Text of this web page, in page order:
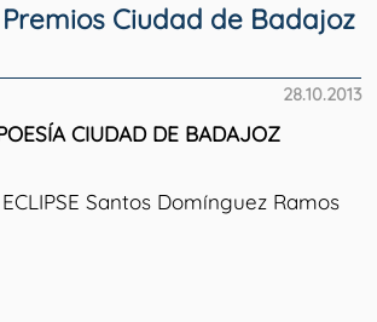
Ciudad de Badajoz
28.10.2013
CIUDAD DE BADAJOZ
ECLIPSE Santos Domínguez Ramos